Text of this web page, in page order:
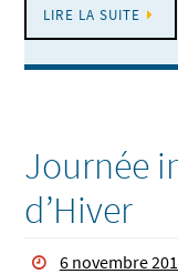
LIRE LA SUITE
Journée
d’Hiver
6 novembre